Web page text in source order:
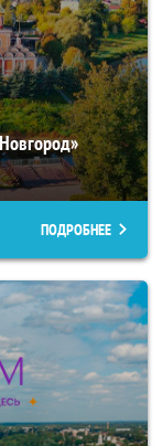
ПОДРОБНЕЕ